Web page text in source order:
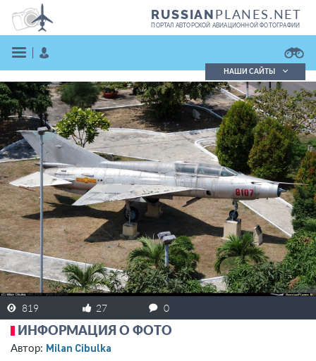
RUSSIANPLANES.NET
ПОРТАЛ АВТОРСКОЙ АВИАЦИОННОЙ ФОТОГРАФИИ
ВОЙТИ
ЗАРЕГИСТРИРОВАТЬСЯ
Поиск фотографий
Поиск в реестре
Кратко
Подробно
НАШИ САЙТЫ
819 27 0
ИНФОРМАЦИЯ О ФОТО
Автор: Milan Cibulka